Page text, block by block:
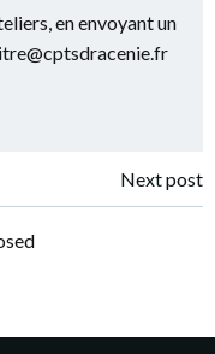
en envoyant un
Next post